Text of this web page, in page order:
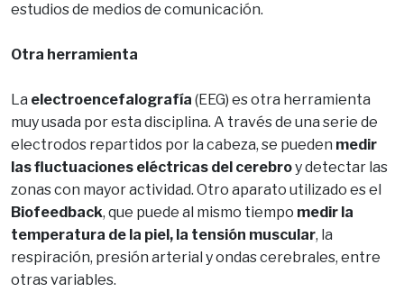
estudios de medios de comunicación.
Otra herramienta
La electroencefalografía (EEG) es otra herramienta
muy usada por esta disciplina. A través de una serie de
electrodos repartidos por la cabeza, se pueden medir
las fluctuaciones eléctricas del cerebroy detectar las
zonas con mayor actividad. Otro aparato utilizado es el
Biofeedback, que puede al mismo tiempo medir la
temperatura de la piel, la tensión muscular, la
respiración, presión arterial y ondas cerebrales, entre
otras variables.